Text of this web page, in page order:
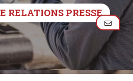
RELATIONS PRESSE